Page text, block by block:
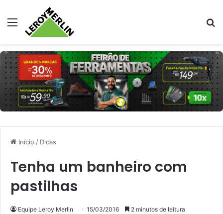
Menu
Início / Dicas
Tenha um banheiro com
pastilhas
Equipe Leroy Merlin 15/03/2016 2 minutos de leitura